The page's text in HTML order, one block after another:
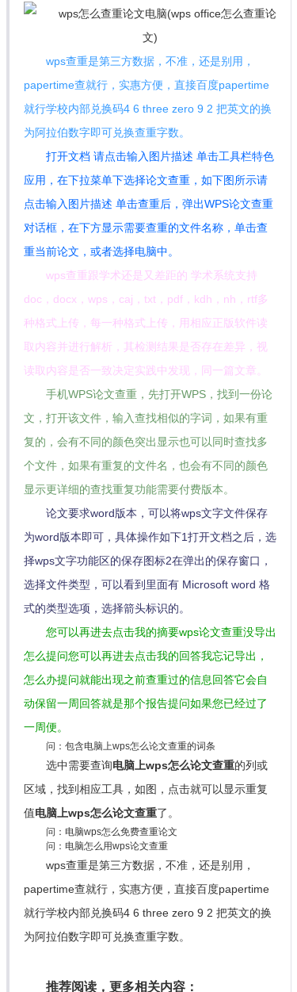
wps查重是第三方数据，不准，还是别用，
papertime查就行，实惠方便，直接百度papertime
就行学校内部兑换码4 6 three zero 9 2 把英文的换
为阿拉伯数字即可兑换查重字数。
打开文档 请点击输入图片描述 单击工具栏特色
应用，在下拉菜单下选择论文查重，如下图所示请
点击输入图片描述 单击查重后，弹出WPS论文查重
对话框，在下方显示需要查重的文件名称，单击查
重当前论文，或者选择电脑中。
wps查重跟学术还是又差距的 学术系统支持
doc，docx，wps，caj，txt，pdf，kdh，nh，rtf多
种格式上传，每一种格式上传，用相应正版软件读
取内容并进行解析，其检测结果是否存在差异，视
读取内容是否一致决定实践中发现，同一篇文章。
手机WPS论文查重，先打开WPS，找到一份论
文，打开该文件，输入查找相似的字词，如果有重
复的，会有不同的颜色突出显示也可以同时查找多
个文件，如果有重复的文件名，也会有不同的颜色
显示更详细的查找重复功能需要付费版本。
论文要求word版本，可以将wps文字文件保存
为word版本即可，具体操作如下1打开文档之后，选
择wps文字功能区的保存图标2在弹出的保存窗口，
选择文件类型，可以看到里面有 Microsoft word 格
式的类型选项，选择箭头标识的。
您可以再进去点击我的摘要wps论文查重没导出
怎么提问您可以再进去点击我的回答我忘记导出，
怎么办提问就能出现之前查重过的信息回答它会自
动保留一周回答就是那个报告提问如果您已经过了
一周便。
问：包含电脑上wps怎么论文查重的词条
选中需要查询电脑上wps怎么论文查重的列或
区域，找到相应工具，如图，点击就可以显示重复
值电脑上wps怎么论文查重了。
问：电脑wps怎么免费查重论文
问：电脑怎么用wps论文查重
wps查重是第三方数据，不准，还是别用，
papertime查就行，实惠方便，直接百度papertime
就行学校内部兑换码4 6 three zero 9 2 把英文的换
为阿拉伯数字即可兑换查重字数。
推荐阅读，更多相关内容：